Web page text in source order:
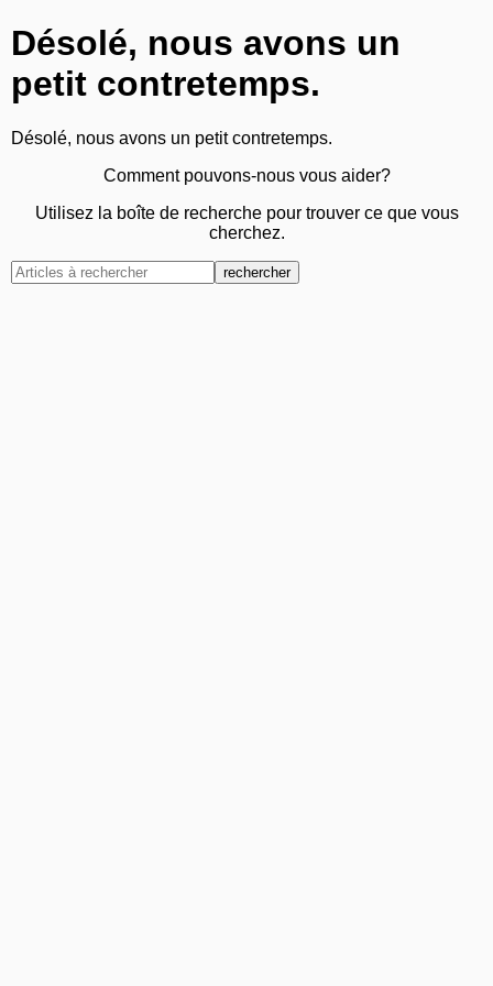
Désolé, nous avons un
petit contretemps.
Désolé, nous avons un petit contretemps.
Comment pouvons-nous vous aider?
Utilisez la boîte de recherche pour trouver ce que vous
cherchez.
rechercher